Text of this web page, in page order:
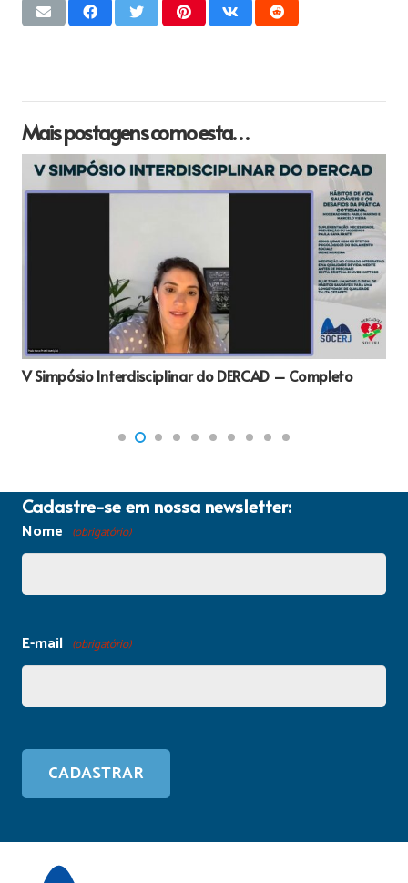
Mais postagens como esta…
V Simpósio Interdisciplinar do DERCAD – Completo
Cadastre-se em nossa newsletter:
Nome (obrigatório)
E-mail (obrigatório)